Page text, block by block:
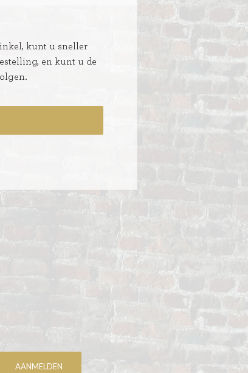
kunt u sneller
en kunt u de